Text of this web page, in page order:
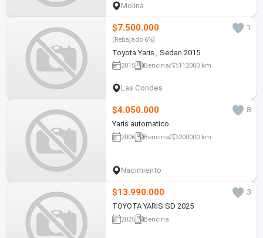
Molina
$7.500.000 1
(Rebajado 6%)
Toyota Yaris , Sedan 2015
2015 Bencina 112000 km
Las Condes
$4.050.000
8
Yaris automatico
2006 Bencina 200000 km
Nacimiento
$13.990.000
3
TOYOTA YARIS SD 2025
2025 Bencina